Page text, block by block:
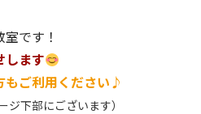
です！
します
もご利用ください♪
ジ下部にございます）